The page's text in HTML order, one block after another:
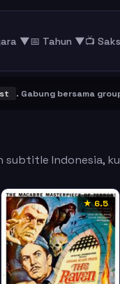
▼📅 Tahun ▼📺
. Gabung bersama group
subtitle Indonesia,
★ 6.5